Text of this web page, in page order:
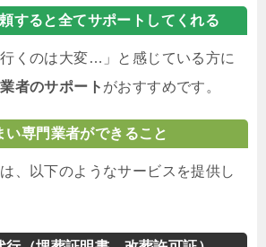
すると全てサポートしてくれる
行くのは大変…」と感じている方に
者のサポート がおすすめです。
い専門業者ができること
、以下のようなサービスを提供し